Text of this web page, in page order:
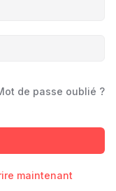
de passe oublié ?
maintenant